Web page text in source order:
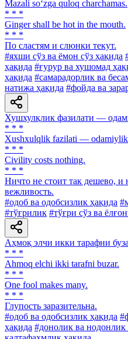
Mazali so‘zga quloq charchamas.
* * *
Ginger shall be hot in the mouth.
* * *
По сластям и слюнки текут.
#яхши сўз ва ёмон сўз ҳақида
ҳақида #ғурур ва хушомад
ҳақида #самарадорлик ва
натижа ҳақида #фойда ва
Хушхулқлик фазилати —
* * *
Xushxulqlik fazilati —
* * *
Civility costs nothing.
* * *
Ничто не стоит так дешево, и
вежливость.
#одоб ва одобсизлик ҳақида
#тўғрилик #тўғри сўз ва
Аҳмоқ элчи икки тарафни
* * *
Ahmoq elchi ikki tarafni buzar.
* * *
One fool makes many.
* * *
Глупость заразительна.
#одоб ва одобсизлик ҳақида
ҳақида #донолик ва нодонлик